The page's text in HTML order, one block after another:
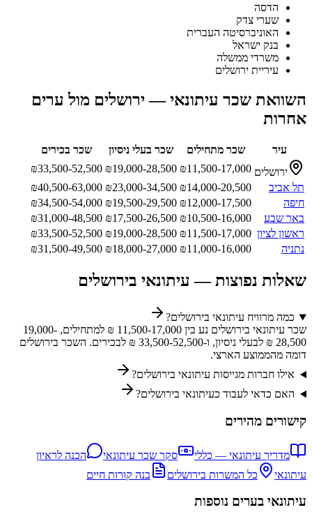
הדסה
שערי צדק
האוניברסיטה העברית
בנק ישראל
משרדי ממשלה
עיריית ירושלים
השוואת שכר עיתונאי— ירושלים מול ערים
אחרות
עיר שכר מתחילים שכר בעלי ניסיון
שכר בכירים
ירושלים
₪11,500-17,000
₪19,000-28,500
₪33,500-52,500
תל אביב
₪14,000-20,500
₪23,000-34,500
₪40,500-63,000
חיפה
₪12,000-17,500
₪19,500-29,500
₪34,500-54,000
באר שבע
₪10,500-16,000
₪17,500-26,500
₪31,000-48,500
ראשון לציון
₪11,500-17,000
₪19,000-28,500
₪33,500-52,500
נתניה
₪11,000-16,000
₪18,000-27,000
₪31,500-49,500
שאלות נפוצות — עיתונאי בירושלים
כמה מרוויח עיתונאי בירושלים?
שכר עיתונאי בירושלים נע בין 11,500-17,000 ₪ למתחילים, 19,000-
28,500 ₪ לבעלי ניסיון, ו-33,500-52,500 ₪ לבכירים. השכר בירושלים
דומה מהממוצע הארצי.
אילו חברות מגייסות עיתונאי בירושלים?
האם כדאי לעבוד כעיתונאי בירושלים?
קישורים מהירים
מדריך עיתונאי — כללי סקר שכר עיתונאי
הכנה לראיון
עיתונאי
כל המשרות בירושלים בנה קורות חיים
עיתונאי בערים נוספות